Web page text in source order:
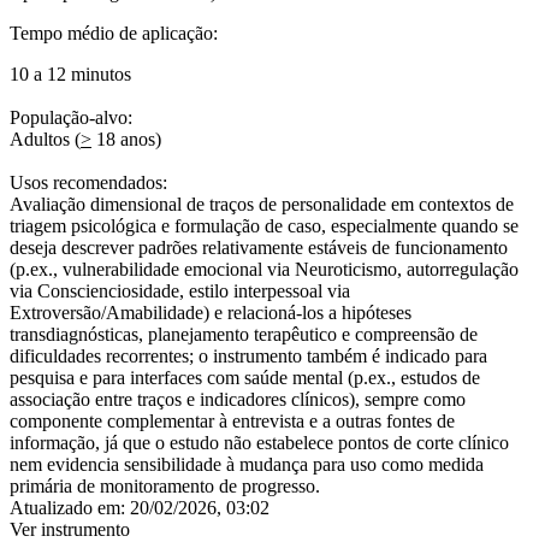
Tempo médio de aplicação:
10 a 12 minutos
População-alvo:
Adultos (> 18 anos)
Usos recomendados:
Avaliação dimensional de traços de personalidade em contextos de
triagem psicológica e formulação de caso, especialmente quando se
deseja descrever padrões relativamente estáveis de funcionamento
(p.ex., vulnerabilidade emocional via Neuroticismo, autorregulação
via Conscienciosidade, estilo interpessoal via
Extroversão/Amabilidade) e relacioná-los a hipóteses
transdiagnósticas, planejamento terapêutico e compreensão de
dificuldades recorrentes; o instrumento também é indicado para
pesquisa e para interfaces com saúde mental (p.ex., estudos de
associação entre traços e indicadores clínicos), sempre como
componente complementar à entrevista e a outras fontes de
informação, já que o estudo não estabelece pontos de corte clínico
nem evidencia sensibilidade à mudança para uso como medida
primária de monitoramento de progresso.
Atualizado em: 20/02/2026, 03:02
Ver instrumento